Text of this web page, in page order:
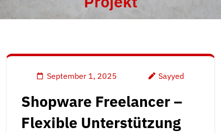
September 1, 2025 Sayyed
Shopware Freelancer –
Flexible Unterstützung